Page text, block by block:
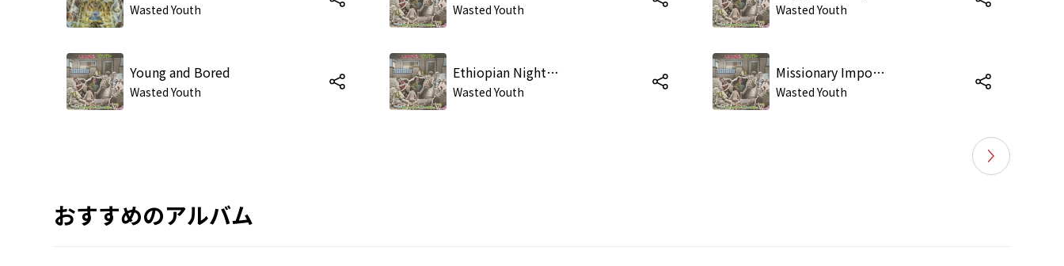
Wasted Youth
Young and Bored
Wasted Youth
Wasted Youth
Ethiopian Nightmare
Wasted Youth
Wasted Youth
Missionary Imposition
Wasted Youth
おすすめのアルバム